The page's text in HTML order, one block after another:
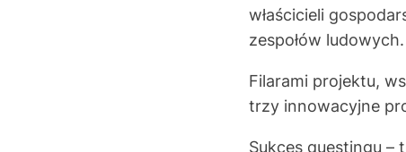
właścicieli
zespołów ludowych.
Filarami projektu,
trzy innowacyjne
Sukces questingu –